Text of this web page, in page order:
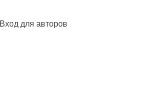
Вход для авторов